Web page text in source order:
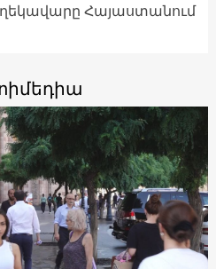
ղեկավարը Հայաստանում